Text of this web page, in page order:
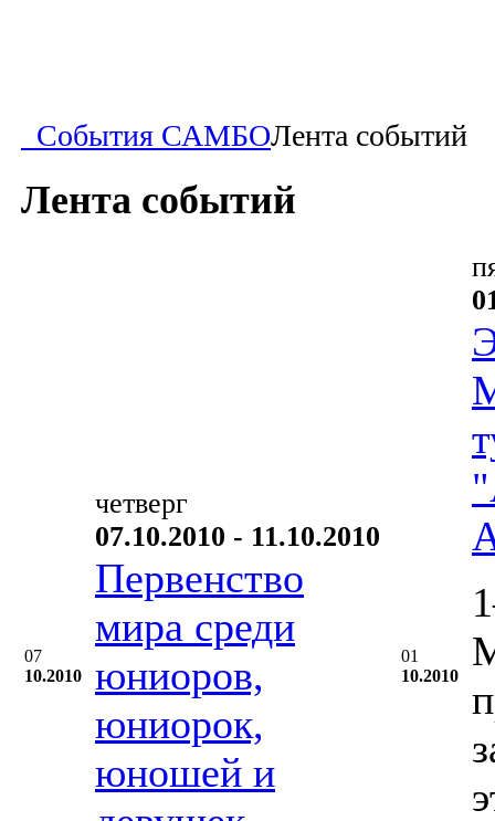
События САМБОЛента событий
Лента событий
07
10.2010
четверг
07.10.2010 - 11.10.2010
Первенство
мира среди
юниоров,
юниорок,
юношей и
01
10.2010